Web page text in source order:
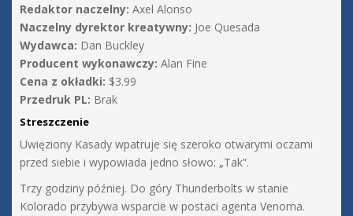
Redaktor naczelny: Axel Alonso
Naczelny dyrektor kreatywny: Joe Quesada
Wydawca: Dan Buckley
Producent wykonawczy: Alan Fine
Cena z okładki: $3.99
Przedruk PL: Brak
Streszczenie
Uwięziony Kasady wpatruje się szeroko otwarymi oczami
przed siebie i wypowiada jedno słowo: „Tak”.
Trzy godziny później. Do góry Thunderbolts w stanie
Kolorado przybywa wsparcie w postaci agenta Venoma.